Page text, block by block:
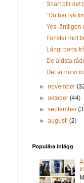
Snart blir det
”Du har två
Yes, äntligen
Fönster mot
Långt borta
De äldsta
Det är nu vi
► november
► oktober (44)
► september
► augusti (2)
Populära inlägg